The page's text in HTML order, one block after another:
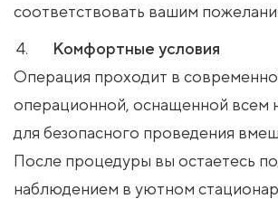
соответствовать вашим
Комфортные условия
Операция проходит в
операционной, оснащенной всем
для безопасного проведения
После процедуры вы остаетесь
наблюдением в уютном